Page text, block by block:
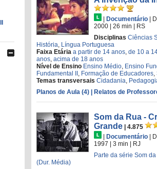
| Documentário |
2000 | 26 min | RS
Disciplinas Ciências
História Língua Portuguesa
Faixa Etária a partir de 14 anos de 10 a
anos acima de 18 anos
Nível de Ensino Ensino Médio Ensino
Fundamental II Formação de Educadores
Temas transversais Cidadania
Planos de Aula (4) | Relatos de
Som da Rua -
Grande | 4.875
| Documentário |
1997 | 3 min | RJ
Parte da série Som
(Dur. Média)